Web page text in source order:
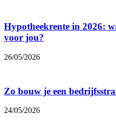
Hypotheekrente in 2026:
voor jou?
26/05/2026
Zo bouw je een
24/05/2026